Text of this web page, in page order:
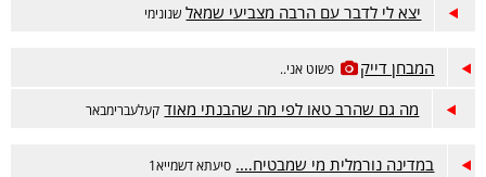
יצא לי לדבר עם הרבה מצביעי שמאל שנונימי
המבחן דייק פשוט אני..
מה גם שהרב טאו לפי מה שהבנתי מאוד קעלעברימבאר
במדינה נורמלית מי שמבטיח…. סיעתא דשמייא1